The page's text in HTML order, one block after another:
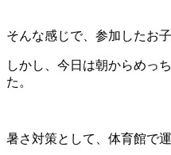
そんな感じで、参加したお
しかし、今日は朝からめっ
た。
暑さ対策として、体育館で